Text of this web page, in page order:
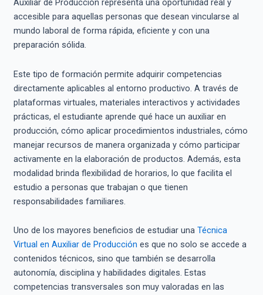
Auxiliar de Producción representa una oportunidad real y
accesible para aquellas personas que desean vincularse al
mundo laboral de forma rápida, eficiente y con una
preparación sólida.
Este tipo de formación permite adquirir competencias
directamente aplicables al entorno productivo. A través de
plataformas virtuales, materiales interactivos y actividades
prácticas, el estudiante aprende qué hace un auxiliar en
producción, cómo aplicar procedimientos industriales, cómo
manejar recursos de manera organizada y cómo participar
activamente en la elaboración de productos. Además, esta
modalidad brinda flexibilidad de horarios, lo que facilita el
estudio a personas que trabajan o que tienen
responsabilidades familiares.
Uno de los mayores beneficios de estudiar una Técnica
Virtual en Auxiliar de Producción es que no solo se accede a
contenidos técnicos, sino que también se desarrolla
autonomía, disciplina y habilidades digitales. Estas
competencias transversales son muy valoradas en las